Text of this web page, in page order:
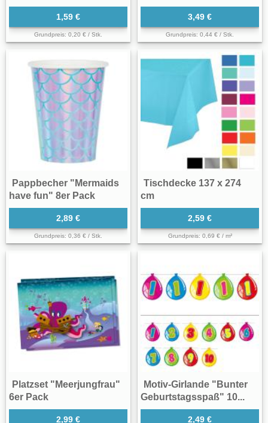
1,59 €
Grundpreis: 0,20 € / Stk.
3,49 €
Grundpreis: 0,44 € / Stk.
Pappbecher "Mermaids
have fun" 8er Pack
2,89 €
Grundpreis: 0,36 € / Stk.
Tischdecke 137 x 274
cm
2,59 €
Grundpreis: 0,69 € / m²
Platzset "Meerjungfrau"
6er Pack
2,99 €
Motiv-Girlande "Bunter
Geburtstagsspaß" 10...
2,49 €